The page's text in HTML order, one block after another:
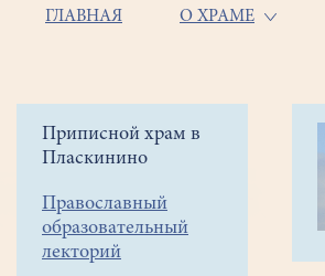
Основная
ГЛАВНАЯ О ХРАМЕ
Боковое
меню
Приписной храм в
Пласкинино
Православный
образовательный
лекторий